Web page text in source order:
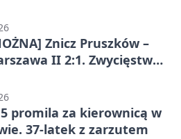
Znicz Pruszków –
II 2:1. Zwycięstwo
promila za kierownicą w
37-latek z zarzutem